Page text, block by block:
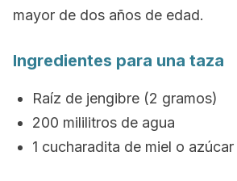
mayor de dos años de edad.
Ingredientes para una taza
Raíz de jengibre (2 gramos)
200 mililitros de agua
1 cucharadita de miel o